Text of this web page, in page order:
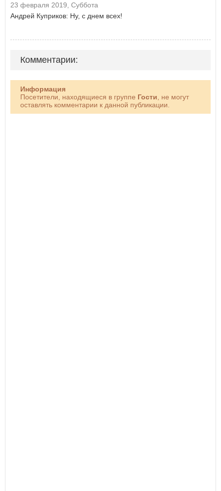
23 февраля 2019, Суббота
Андрей Куприков: Ну, с днем всех!
Комментарии:
Информация
Посетители, находящиеся в группе Гости , не могут
оставлять комментарии к данной публикации.